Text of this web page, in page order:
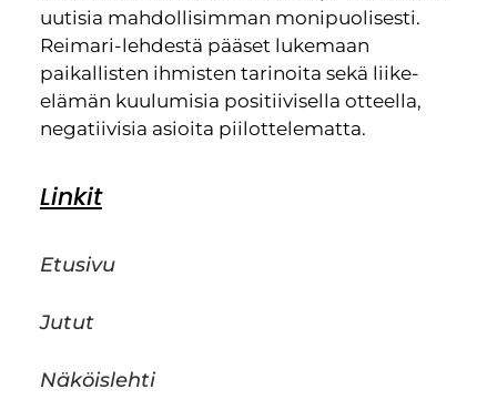
uutisia mahdollisimman monipuolisesti.
Reimari-lehdestä pääset lukemaan
paikallisten ihmisten tarinoita sekä liike-
elämän kuulumisia positiivisella otteella,
negatiivisia asioita piilottelematta.
Linkit
Etusivu
Jutut
Näköislehti